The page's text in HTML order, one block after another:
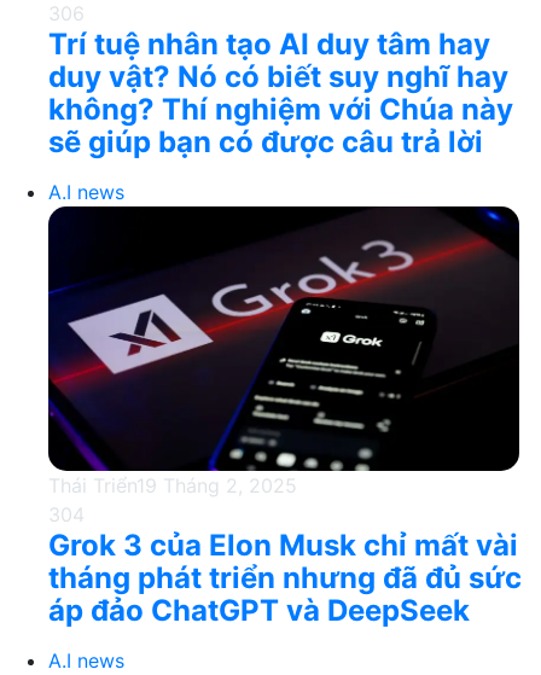
306
Trí tuệ nhân tạo AI duy tâm hay
duy vật? Nó có biết suy nghĩ hay
không? Thí nghiệm với Chúa này
sẽ giúp bạn có được câu trả lời
A.I news
Thái Triển19 Tháng 2, 2025
304
Grok 3 của Elon Musk chỉ mất vài
tháng phát triển nhưng đã đủ sức
áp đảo ChatGPT và DeepSeek
A.I news